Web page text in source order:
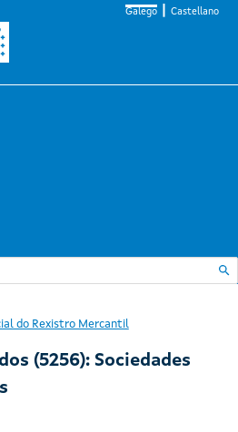
Galego Castellano
do Rexistro Mercantil
(5256): Sociedades